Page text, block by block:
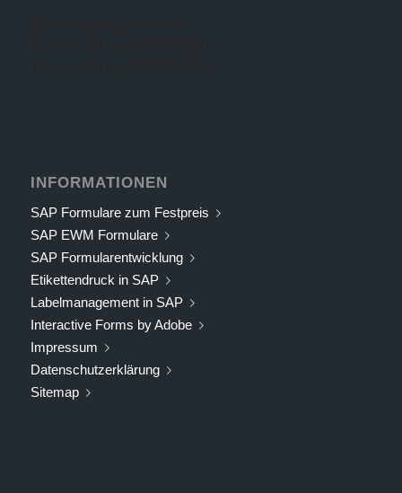
INFORMATIONEN
SAP Formulare zum Festpreis
SAP EWM Formulare
SAP Formularentwicklung
Etikettendruck in SAP
Labelmanagement in SAP
Interactive Forms by Adobe
Impressum
Datenschutzerklärung
Sitemap